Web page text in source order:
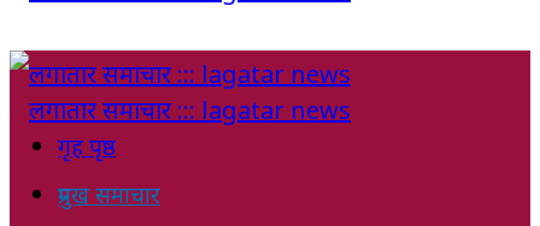
गृह पृष्ठ
प्रमुख समाचार